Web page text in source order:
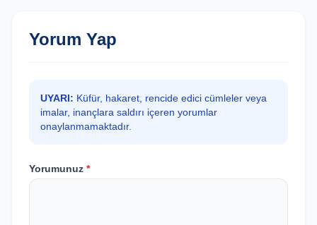
Yorum Yap
UYARI: Küfür, hakaret, rencide edici cümleler veya
imalar, inançlara saldırı içeren yorumlar
onaylanmamaktadır.
Yorumunuz *